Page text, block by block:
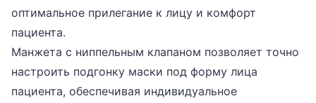
оптимальное прилегание к лицу и комфорт
пациента.
Манжета с ниппельным клапаном позволяет точно
настроить подгонку маски под форму лица
пациента, обеспечивая индивидуальное